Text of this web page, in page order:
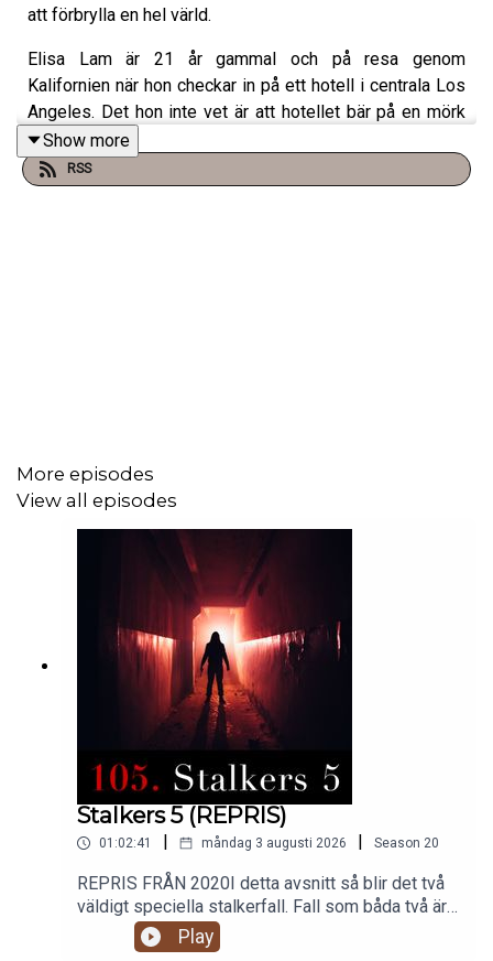
att förbrylla en hel värld.
Elisa Lam är 21 år gammal och på resa genom
Kalifornien när hon checkar in på ett hotell i centrala Los
Angeles. Det hon inte vet är att hotellet bär på en mörk
historia – och att hon snart själv kommer att bli en del av
den.
Fall: Elisa Lam
[REKLAM]
Länk Patreon:
https://www.patreon.com/spoktimmen
Avsnittet om Jack Unterweger
Hissvideo på Elisa Lam:
https://www.youtube.com/watch?v=_rfLSVIA0L0
Källor:https://www.spoktimmen.se/200-1
Show more
RSS
More episodes
View all episodes
Stalkers 5 (REPRIS)
01:02:41 måndag 3 augusti 2026 Season 20
REPRIS FRÅN 2020I detta avsnitt så blir det två
väldigt speciella stalkerfall. Fall som båda två är
en mix av just stalking och ytterligare några av
våra ämnen.Vi berättar om Collette Dwyer som
Play